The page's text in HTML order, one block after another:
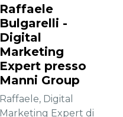
Raffaele
Bulgarelli -
Digital
Marketing
Expert presso
Manni Group
Raffaele, Digital
Marketing Expert di